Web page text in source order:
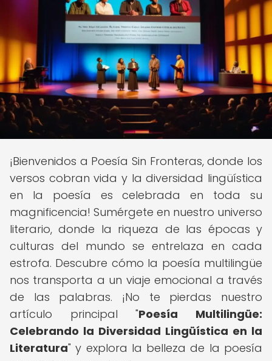
¡Bienvenidos a Poesía Sin Fronteras, donde los
versos cobran vida y la diversidad lingüística
en la poesía es celebrada en toda su
magnificencia! Sumérgete en nuestro universo
literario, donde la riqueza de las épocas y
culturas del mundo se entrelaza en cada
estrofa. Descubre cómo la poesía multilingüe
nos transporta a un viaje emocional a través
de las palabras. ¡No te pierdas nuestro
artículo principal "Poesía Multilingüe:
Celebrando la Diversidad Lingüística en la
Literatura" y explora la belleza de la poesía